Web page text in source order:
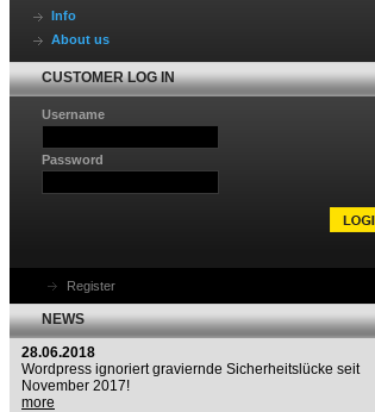
Info
About us
CUSTOMER LOG IN
Username
Password
Register
NEWS
28.06.2018
Wordpress ignoriert graviernde Sicherheitslücke seit
November 2017!
more